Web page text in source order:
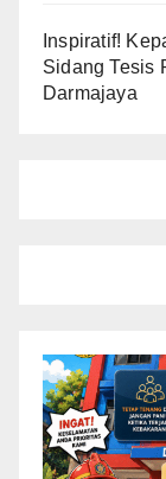
Inspiratif!
Sidang Tesis
Darmajaya